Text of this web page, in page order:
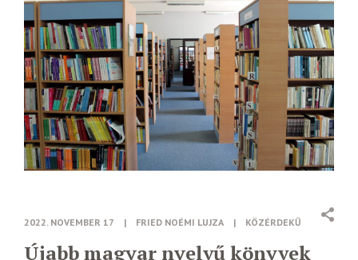
2022. NOVEMBER 17 | FRIED NOÉMI LUJZA | KÖZÉRDEKŰ
Újabb magyar nyelvű könyvek